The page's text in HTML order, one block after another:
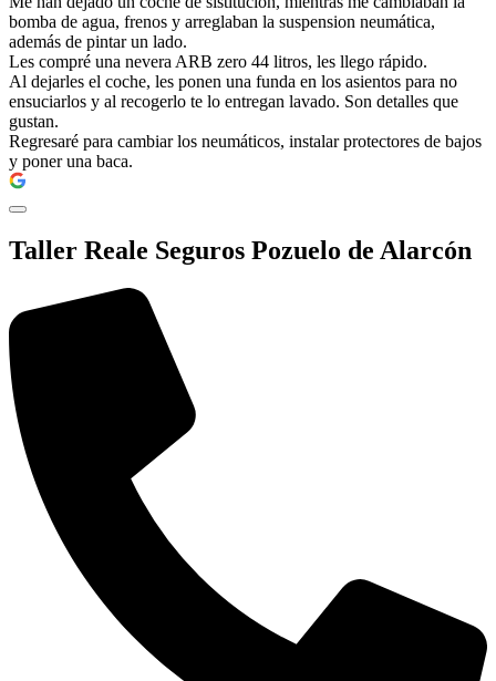
bomba de agua, frenos y arreglaban la suspension neumática,
además de pintar un lado.
Les compré una nevera ARB zero 44 litros, les llego rápido.
Al dejarles el coche, les ponen una funda en los asientos para no
ensuciarlos y al recogerlo te lo entregan lavado. Son detalles que
gustan.
Regresaré para cambiar los neumáticos, instalar protectores de bajos
y poner una baca.
Taller Reale Seguros Pozuelo de Alarcón